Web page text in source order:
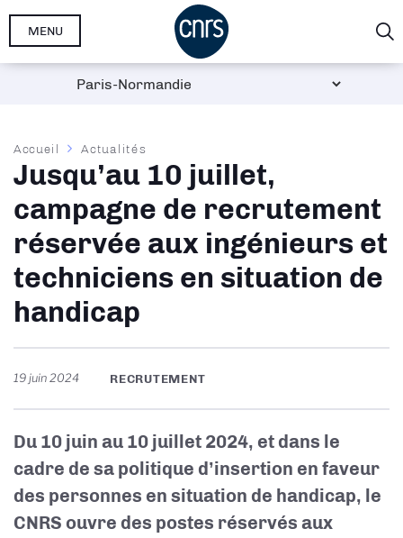
Aller
MENU
Fil
d'Ariane
Accueil Actualités
Jusqu’au 10 juillet,
campagne de recrutement
réservée aux ingénieurs et
techniciens en situation de
handicap
19 juin 2024 RECRUTEMENT
Du 10 juin au 10 juillet 2024, et dans le
cadre de sa politique d’insertion en faveur
des personnes en situation de handicap, le
CNRS ouvre des postes réservés aux